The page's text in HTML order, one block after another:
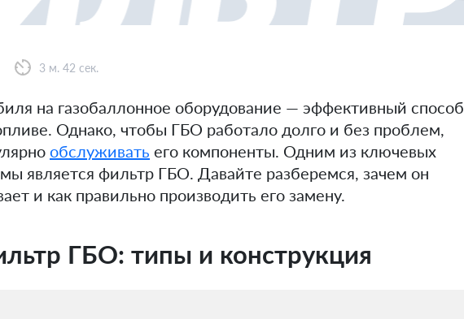
3 м. 42 сек.
на газобаллонное оборудование — эффективный способ
Однако, чтобы ГБО работало долго и без проблем,
обслуживать его компоненты. Одним из ключевых
является фильтр ГБО. Давайте разберемся, зачем он
и как правильно производить его замену.
ГБО: типы и конструкция